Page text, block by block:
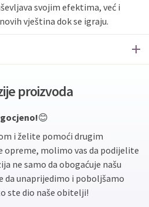
svojim efektima, već i
vještina dok se igraju.
proizvoda
😊
i želite pomoći drugim
opreme, molimo vas da podijelite
ne samo da obogaćuje našu
da unaprijedimo i poboljšamo
ste dio naše obitelji!